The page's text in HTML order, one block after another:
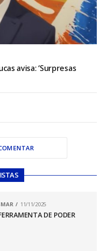
avisa: ‘Surpresas
11/11/2025
DE PODER